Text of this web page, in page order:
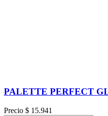
PALETTE PERFECT
Precio $ 15.941